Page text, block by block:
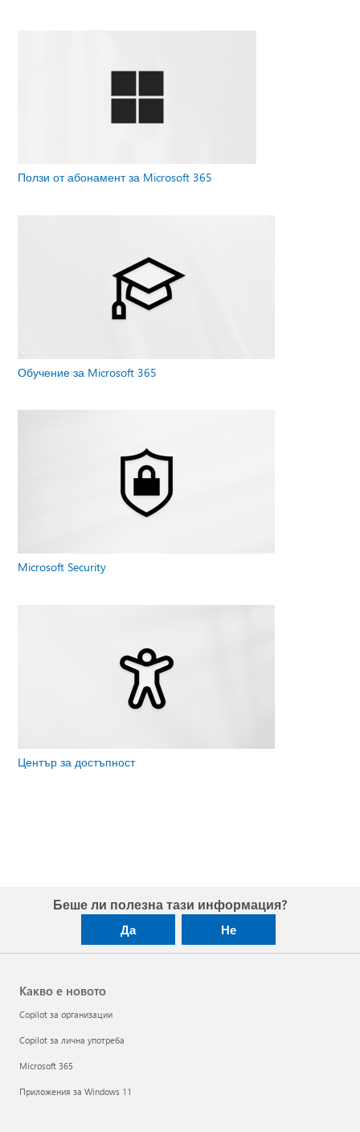
Ползи от абонамент за Microsoft 365
Обучение за Microsoft 365
Microsoft Security
Център за достъпност
Беше ли полезна тази информация?
Да Не
Какво е новото
Copilot за организации
Copilot за лична употреба
Microsoft 365
Приложения за Windows 11